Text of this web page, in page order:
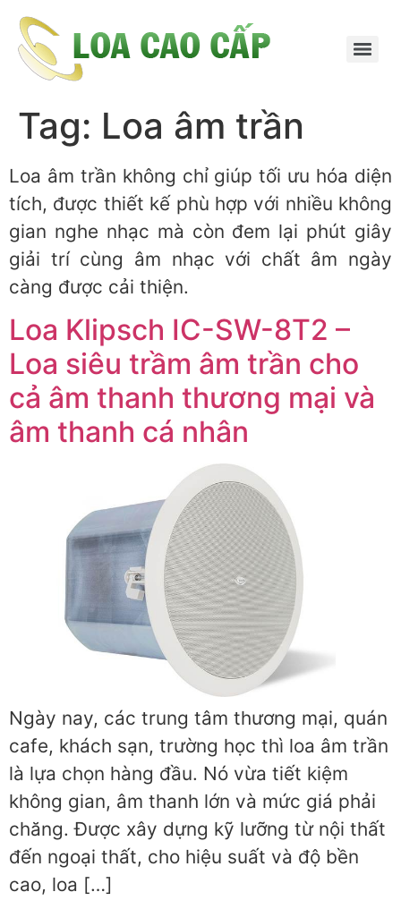
Tag: Loa âm trần
Loa âm trần không chỉ giúp tối ưu hóa diện
tích, được thiết kế phù hợp với nhiều không
gian nghe nhạc mà còn đem lại phút giây
giải trí cùng âm nhạc với chất âm ngày
càng được cải thiện.
Loa Klipsch IC-SW-8T2 –
Loa siêu trầm âm trần cho
cả âm thanh thương mại và
âm thanh cá nhân
Ngày nay, các trung tâm thương mại, quán
cafe, khách sạn, trường học thì loa âm trần
là lựa chọn hàng đầu. Nó vừa tiết kiệm
không gian, âm thanh lớn và mức giá phải
chăng. Được xây dựng kỹ lưỡng từ nội thất
đến ngoại thất, cho hiệu suất và độ bền
cao, loa […]